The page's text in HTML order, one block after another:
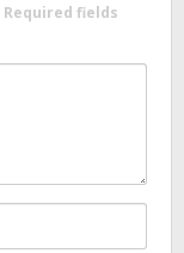
Required fields